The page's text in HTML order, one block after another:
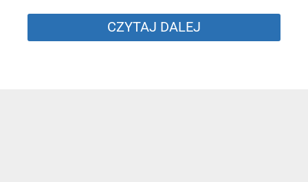
CZYTAJ DALEJ